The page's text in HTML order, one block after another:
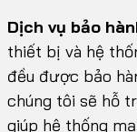
Dịch vụ bảo
thiết bị và hệ
đều được bảo
chúng tôi sẽ hỗ
giúp hệ thống